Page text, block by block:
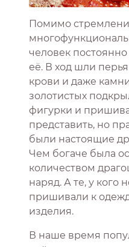
Помимо
человек
её. В ход шли
крови и даже
золотистых
фигурки и
представить, но
были настоящие
Чем богаче была
количеством
наряд. А те, у кого
пришивали к
изделия.
В наше время